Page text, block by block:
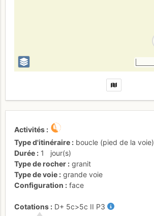
Activités
Type d'itinéraire
boucle (pied de la voie)
Durée
1
jour(s)
Type de rocher
granit
Type de voie
grande voie
Configuration
face
Cotations D+ 5c>5c II P3